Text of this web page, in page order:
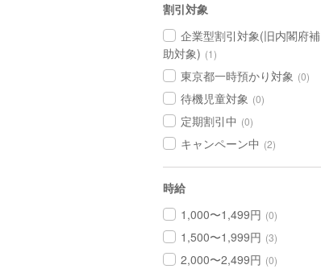
割引対象
企業型割引対象(旧内閣府補
助対象) (1)
東京都一時預かり対象 (0)
待機児童対象 (0)
定期割引中 (0)
キャンペーン中 (2)
時給
1,000〜1,499円 (0)
1,500〜1,999円 (3)
2,000〜2,499円 (0)